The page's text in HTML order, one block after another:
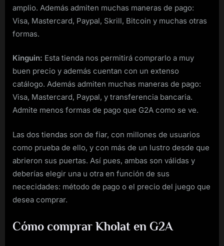
amplio. Además admiten muchas maneras de pago:
Visa, Mastercard, Paypal, Skrill, Bitcoin y muchas otras
formas.
Kinguin: Esta tienda nos permitirá comprarlo a muy
buen precio y además cuentan con un extenso
catálogo. Además admiten muchas maneras de pago:
Visa, Mastercard, Paypal, y transferencia bancaria.
Admite menos formas de pago que G2A como se ve.
Las dos tiendas son de fiar, con millones de usuarios
como prueba de ello, y con más de un lustro desde que
abrieron sus puertas. Así pues, ambas son válidas y
deberías elegir una u otra en función de sus
nececidades: método de pago o el precio del juego que
desea comprar.
Cómo comprar Kholat en G2A